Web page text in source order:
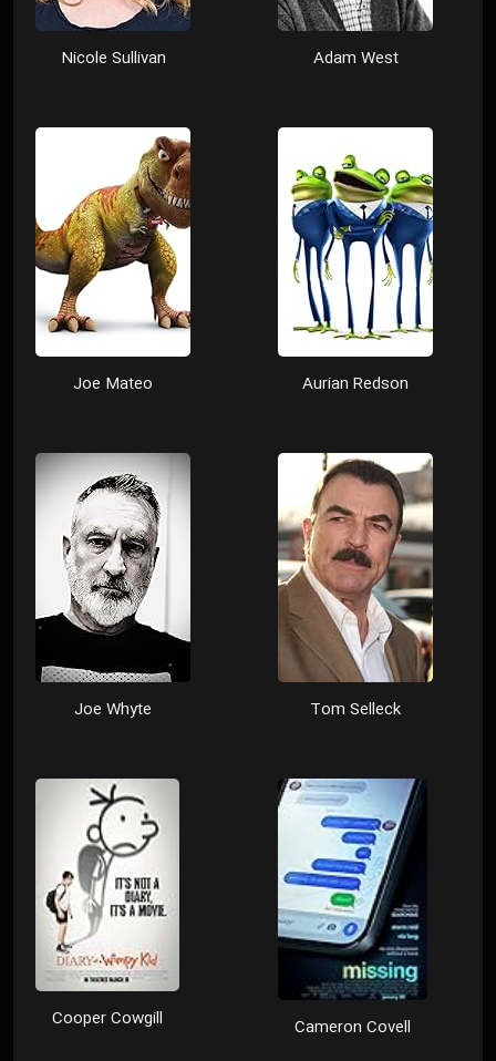
Adam West
Nicole Sullivan
Aurian Redson
Joe Mateo
Tom Selleck
Joe Whyte
Cameron Covell
Cooper Cowgill